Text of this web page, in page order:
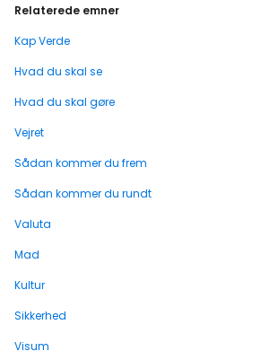
Relaterede emner
Kap Verde
Hvad du skal se
Hvad du skal gøre
Vejret
Sådan kommer du frem
Sådan kommer du rundt
Valuta
Mad
Kultur
Sikkerhed
Visum